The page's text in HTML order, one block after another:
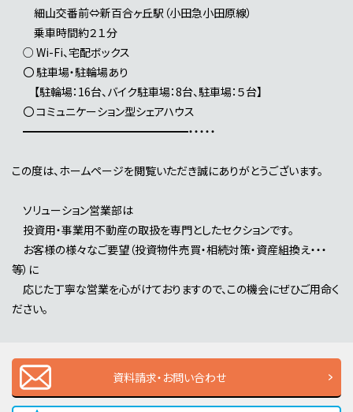
細山交番前⇔新百合ヶ丘駅（小田急小田原線）
乗車時間約２１分
○ Wi-Fi、宅配ボックス
〇 駐車場・駐輪場あり
【駐輪場：16台、バイク駐車場：8台、駐車場：５台】
〇 コミュニケーション型シェアハウス
━━━━━━━━━━━━━━━・・・・・
この度は、ホームページを閲覧いただき誠にありがとうございます。
ソリューション営業部は
投資用・事業用不動産の取扱を専門としたセクションです。
お客様の様々なご要望（投資物件売買・相続対策・資産組換え・・・
等）に
応じた丁寧な営業を心がけておりますので、この機会にぜひご用命く
ださい。
資料請求・お問い合わせ